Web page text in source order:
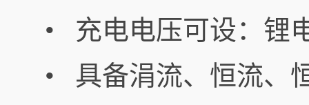
• 充电电压可设：锂
• 具备涓流、恒流、